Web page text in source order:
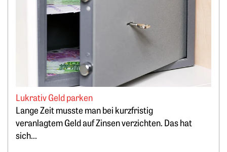
Lukrativ Geld parken
Lange Zeit musste man bei kurzfristig
veranlagtem Geld auf Zinsen verzichten. Das hat
sich...